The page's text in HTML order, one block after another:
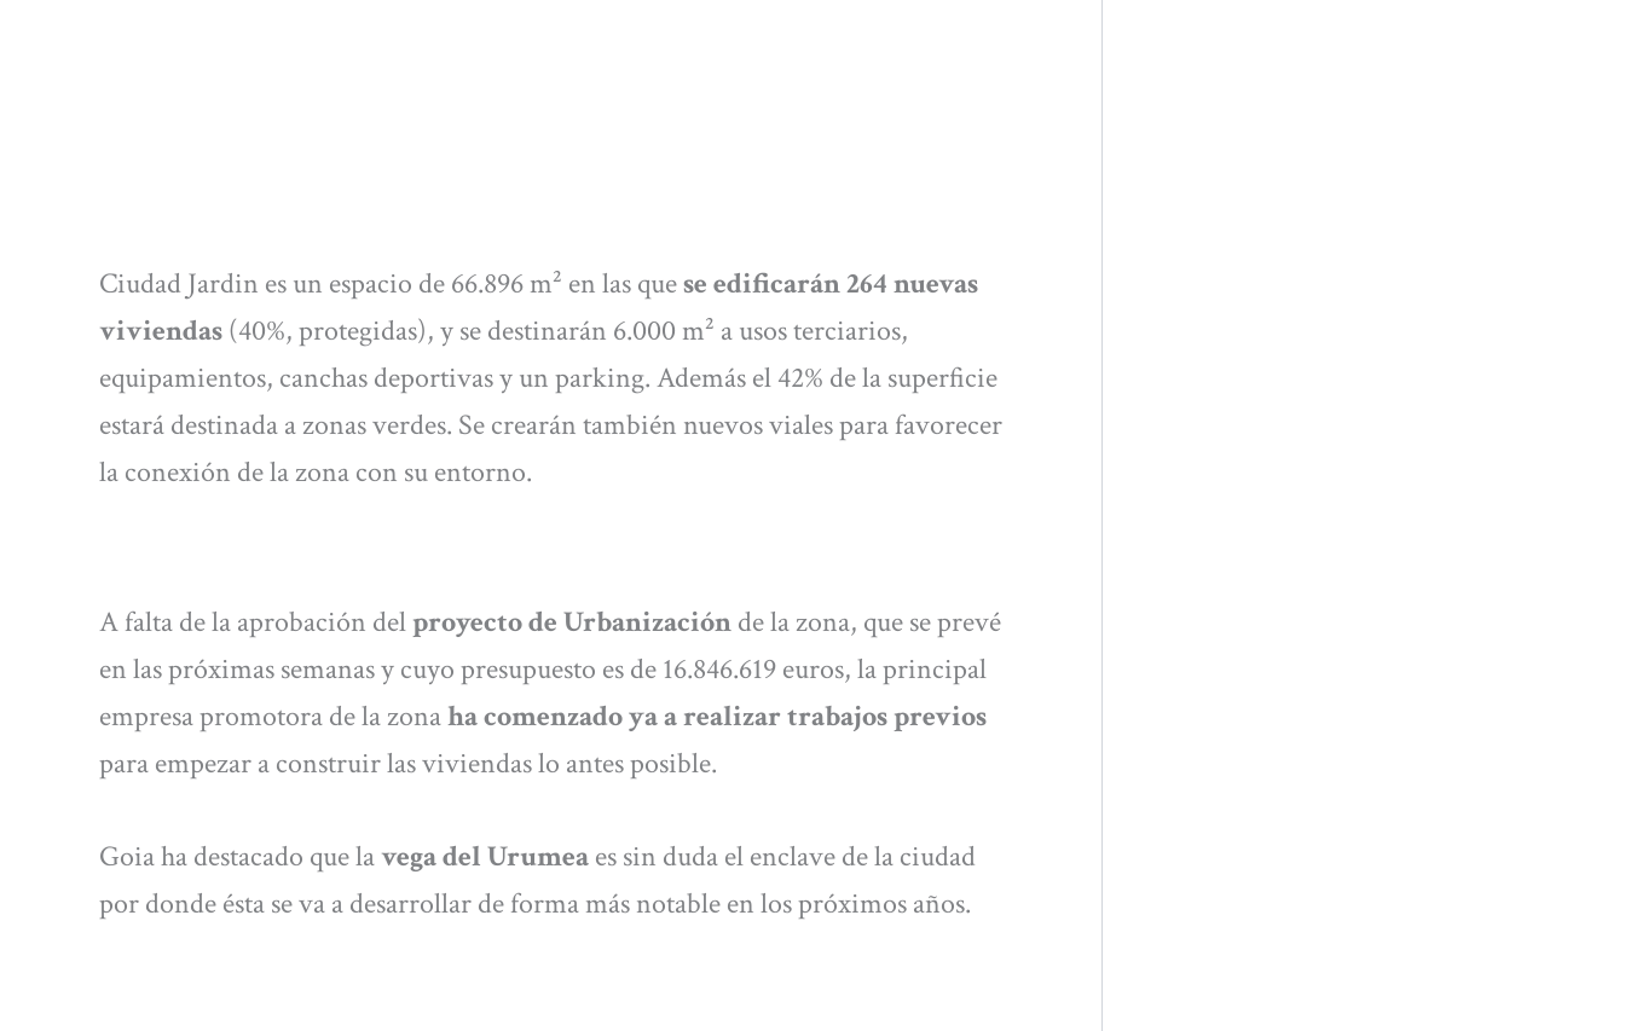
Ciudad Jardin es un espacio de 66.896 m² en las quese edificarán 264 nuevas
viviendas(40%, protegidas), y se destinarán 6.000 m² a usos terciarios,
equipamientos, canchas deportivas y un parking. Además el 42% de la superficie
estará destinada a zonas verdes. Se crearán también nuevos viales para favorecer
la conexión de la zona con su entorno.
A falta de la aprobación delproyecto de Urbanizaciónde la zona, que se prevé
en las próximas semanas y cuyo presupuesto es de 16.846.619 euros, la principal
empresa promotora de la zonaha comenzado ya a realizar trabajos previos
para empezar a construir las viviendas lo antes posible.
Goia ha destacado que lavega del Urumeaes sin duda el enclave de la ciudad
por donde ésta se va a desarrollar de forma más notable en los próximos años.